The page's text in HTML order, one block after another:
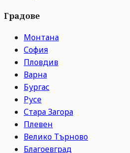
Градове
Монтана
София
Пловдив
Варна
Бургас
Русе
Стара Загора
Плевен
Велико Търново
Благоевград